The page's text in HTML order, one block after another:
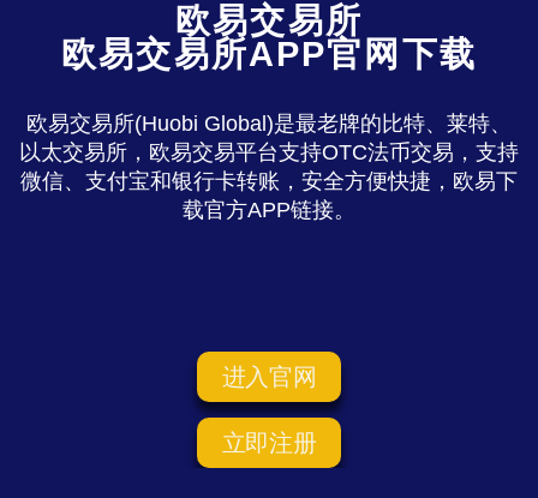
欧易交易所
欧易交易所APP官网下载
欧易交易所(Huobi Global)是最老牌的比特、莱特、
以太交易所，欧易交易平台支持OTC法币交易，支持
微信、支付宝和银行卡转账，安全方便快捷，欧易下
载官方APP链接。
进入官网
立即注册